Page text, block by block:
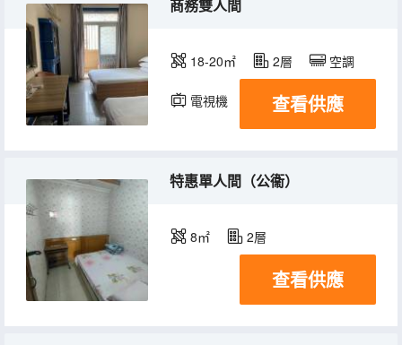
商務雙人間
18-20㎡ 2層 空調
電視機 查看供應
特惠單人間（公衞）
8㎡ 2層
查看供應